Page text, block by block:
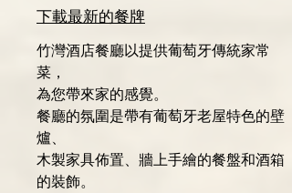
​​下載最新的餐牌
竹灣酒店餐廳以提供葡萄牙傳統家常
菜，
為您帶來家的感覺。
餐廳的氛圍是帶有葡萄牙老屋特色的壁
爐、
木製家具佈置、牆上手繪的餐盤和酒箱
的裝飾。